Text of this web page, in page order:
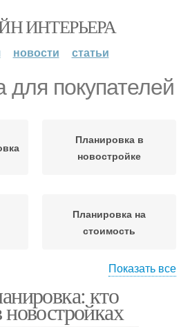
ИНТЕРЬЕРА
новости статьи
для покупателей
Планировка в
новостройке
Планировка на
стоимость
новостройках
Показать все
кто